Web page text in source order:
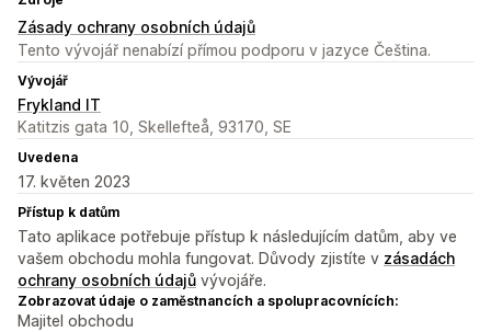
Zásady ochrany osobních údajů
Tento vývojář nenabízí přímou podporu v jazyce Čeština.
Vývojář
Frykland IT
Katitzis gata 10, Skellefteå, 93170, SE
Uvedena
17. květen 2023
Přístup k datům
Tato aplikace potřebuje přístup k následujícím datům, aby ve
vašem obchodu mohla fungovat. Důvody zjistíte v zásadách
ochrany osobních údajů vývojáře.
Zobrazovat údaje o zaměstnancích a spolupracovnících:
Majitel obchodu